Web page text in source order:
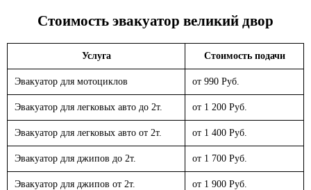
Стоимость эвакуатор великий двор
Услуга Стоимость подачи
Эвакуатор для мотоциклов от 990 Руб.
Эвакуатор для легковых авто до 2т. от 1 200 Руб.
Эвакуатор для легковых авто от 2т. от 1 400 Руб.
Эвакуатор для джипов до 2т. от 1 700 Руб.
Эвакуатор для джипов от 2т. от 1 900 Руб.